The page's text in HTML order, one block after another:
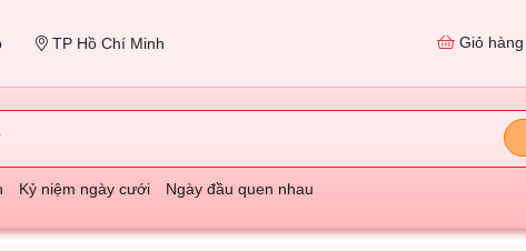
TP Hồ Chí Minh Giỏ hàng
Kỷ niệm ngày cưới Ngày đầu quen nhau